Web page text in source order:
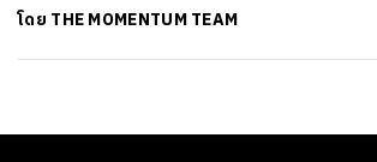
โดย THE MOMENTUM TEAM